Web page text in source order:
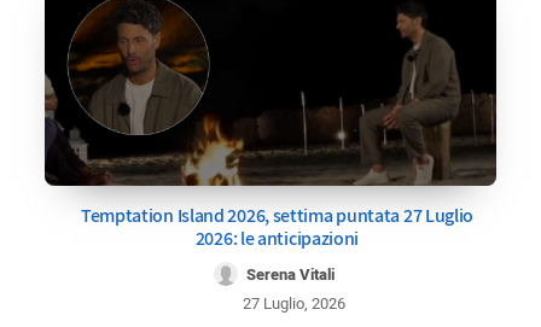
Temptation Island 2026, settima puntata 27 Luglio
2026: le anticipazioni
Serena Vitali
27 Luglio, 2026